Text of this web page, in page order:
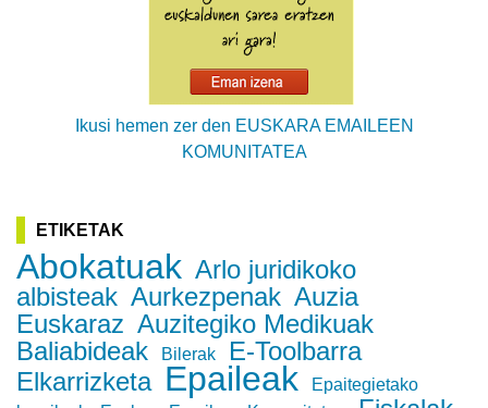
Ikusi hemen zer den EUSKARA EMAILEEN
KOMUNITATEA
ETIKETAK
Abokatuak Arlo juridikoko
albisteak Aurkezpenak Auzia
Euskaraz Auzitegiko Medikuak
Baliabideak
Bilerak
E-Toolbarra
Elkarrizketa Epaileak
Epaitegietako